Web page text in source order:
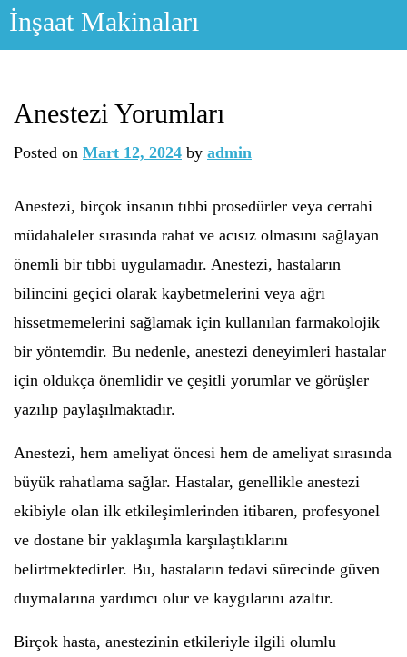
Skip
İnşaat Makinaları
Anestezi Yorumları
Posted on Mart 12, 2024 by admin
Anestezi, birçok insanın tıbbi prosedürler veya cerrahi
müdahaleler sırasında rahat ve acısız olmasını sağlayan
önemli bir tıbbi uygulamadır. Anestezi, hastaların
bilincini geçici olarak kaybetmelerini veya ağrı
hissetmemelerini sağlamak için kullanılan farmakolojik
bir yöntemdir. Bu nedenle, anestezi deneyimleri hastalar
için oldukça önemlidir ve çeşitli yorumlar ve görüşler
yazılıp paylaşılmaktadır.
Anestezi, hem ameliyat öncesi hem de ameliyat sırasında
büyük rahatlama sağlar. Hastalar, genellikle anestezi
ekibiyle olan ilk etkileşimlerinden itibaren, profesyonel
ve dostane bir yaklaşımla karşılaştıklarını
belirtmektedirler. Bu, hastaların tedavi sürecinde güven
duymalarına yardımcı olur ve kaygılarını azaltır.
Birçok hasta, anestezinin etkileriyle ilgili olumlu